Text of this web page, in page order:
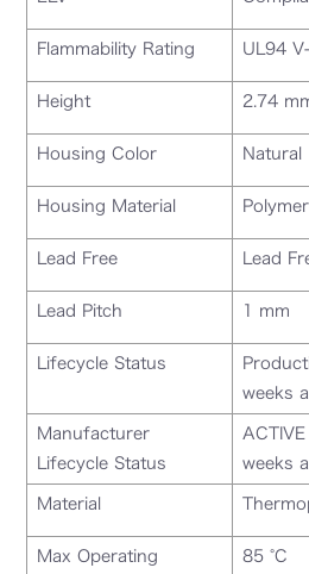
Flammability Rating UL94
Height 2.74
Housing Color Natural
Housing Material Polymer
Lead Free Lead
Lead Pitch 1 mm
Lifecycle Status
weeks
Manufacturer
Lifecycle Status
weeks
Material
Max Operating 85 °C